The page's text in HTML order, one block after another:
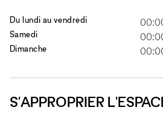
Du lundi au vendredi
Samedi
Dimanche
S'APPROPRIER